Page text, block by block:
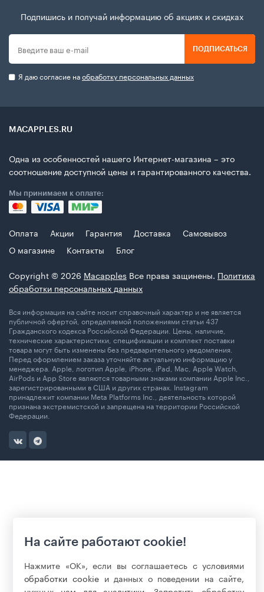
Подпишись и получай информацию об акциях и скидках
ПОДПИСАТЬСЯ
Я даю согласие наобработку персональных данных
MACAPPLES.RU
Одна из особенностей нашего Интернет-магазина – это
соотношение доступной цены и гарантированного качества.
Мы принимаем к оплате:
Оплата Акции Гарантия Доставка
Самовывоз
О магазине
Контакты
Блог
Copyright © 2026 Macapples Все права защинены. Политика
обработки персональных данных
Вся информация на сайте носит справочный характер и не является
публичной офертой, определяемой положениями статьи 437
Гражданского кодекса Российской Федерации. Цены, наличие,
технические характеристики, спецификации и комплект поставки
товара могут быть изменены без предварительного уведомления.
Перед оформлением заказа уточняйте актуальную информацию у
менеджера. Apple, логотип Apple, iPhone, iPad, Mac, Apple Watch,
AirPods и App Store являются товарными знаками компании Apple Inc.,
зарегистрированными в США и других странах. Instagram
принадлежит компании Meta Platforms Inc., деятельность которой
признана экстремистской и запрещена на территории Российской
Федерации.
На сайте работают cookie!
Нажмите «ОК», если вы соглашаетесь с условиями
обработки cookie и данных о поведении на сайте,